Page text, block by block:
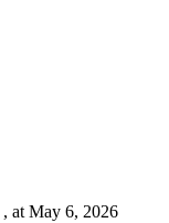
, at May 6, 2026